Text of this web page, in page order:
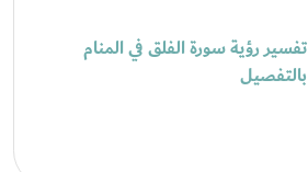
تفسير رؤية سورة الفلق في المنام
بالتفصيل